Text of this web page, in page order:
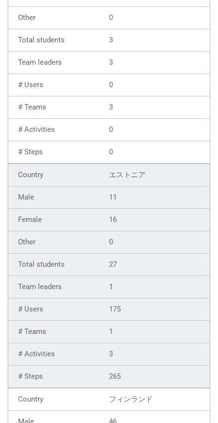
0
3
3
0
3
0
0
エストニア
11
16
0
27
1
175
1
3
265
フィンランド